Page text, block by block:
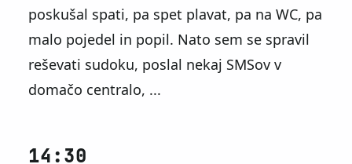
poskušal spati, pa spet plavat, pa na WC, pa
malo pojedel in popil. Nato sem se spravil
reševati sudoku, poslal nekaj SMSov v
domačo centralo, ...
14:30